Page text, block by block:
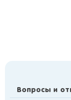
Вопросы и